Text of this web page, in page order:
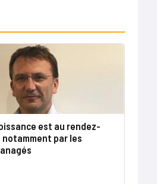
est au rendez-
par les